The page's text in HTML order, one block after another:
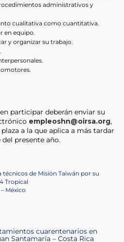
administrativos y
cualitativa como cuantitativa.
en equipo.
y organizar su trabajo.
participar deberán enviar su
empleoshn@oirsa.org,
a la que aplica a más tardar
del presente año.
técnicos de Misión Taiwán por su
Tropical
México
cuarentenarios en
Santamaría – Costa Rica